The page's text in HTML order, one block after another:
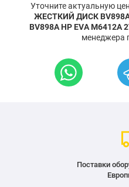
Уточните актуальную
ЖЕСТКИЙ ДИСК
BV898A HP EVA M6412A
менеджера
Поставки